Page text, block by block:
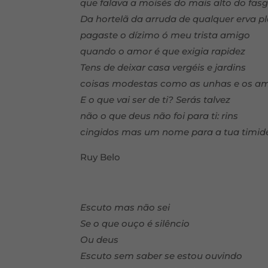
que falava a moisés do mais alto do
Da hortelã da arruda de qualquer erva
pagaste o dízimo ó meu trista amigo
quando o amor é que exigia rapidez
Tens de deixar casa vergéis e jardins
coisas modestas como as unhas e os
E o que vai ser de ti? Serás talvez
não o que deus não foi para ti: rins
cingidos mas um nome para a tua
Ruy Belo
Escuto mas não sei
Se o que ouço é silêncio
Ou deus
Escuto sem saber se estou ouvindo